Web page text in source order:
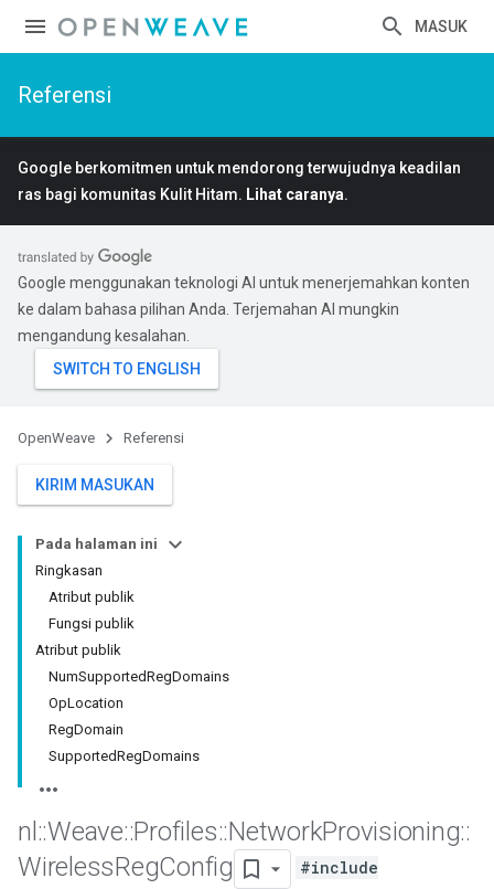
MASUK
Referensi
Google berkomitmen untuk mendorong terwujudnya keadilan
ras bagi komunitas Kulit Hitam. Lihat caranya.
Google menggunakan teknologi AI untuk menerjemahkan konten
ke dalam bahasa pilihan Anda. Terjemahan AI mungkin
mengandung kesalahan.
OpenWeave Referensi
KIRIM MASUKAN
Pada halaman ini
Ringkasan
Atribut publik
Fungsi publik
Atribut publik
NumSupportedRegDomains
OpLocation
RegDomain
SupportedRegDomains
nl ::Weave::Profiles::NetworkProvisioning::
WirelessRegConfig
#include